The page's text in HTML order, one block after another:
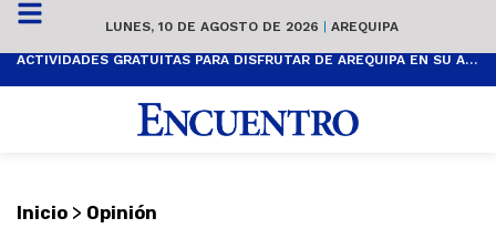
LUNES, 10 DE AGOSTO DE 2026 | AREQUIPA
ACTIVIDADES GRATUITAS PARA DISFRUTAR DE AREQUIPA EN SU ANIVERSARIO
Inicio > Opinión